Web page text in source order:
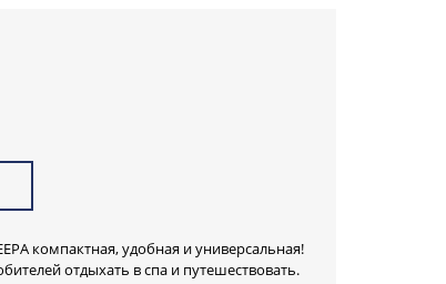
компактная, удобная и универсальная!
отдыхать в спа и путешествовать.